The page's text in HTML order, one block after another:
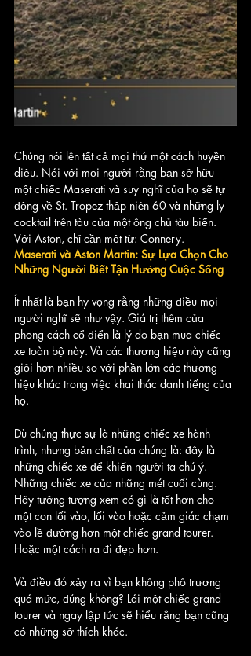
Chúng nói lên tất cả mọi thứ một cách huyền
diệu. Nói với mọi người rằng bạn sở hữu
một chiếc Maserati và suy nghĩ của họ sẽ tự
động về St. Tropez thập niên 60 và những ly
cocktail trên tàu của một ông chủ tàu biển.
Với Aston, chỉ cần một từ: Connery.
Maserati và Aston Martin: Sự Lựa Chọn Cho
Những Người Biết Tận Hưởng Cuộc Sống
Ít nhất là bạn hy vọng rằng những điều mọi
người nghĩ sẽ như vậy. Giá trị thêm của
phong cách cổ điển là lý do bạn mua chiếc
xe toàn bộ này. Và các thương hiệu này cũng
giỏi hơn nhiều so với phần lớn các thương
hiệu khác trong việc khai thác danh tiếng của
họ.
Dù chúng thực sự là những chiếc xe hành
trình, nhưng bản chất của chúng là: đây là
những chiếc xe để khiến người ta chú ý.
Những chiếc xe của những mét cuối cùng.
Hãy tưởng tượng xem có gì là tốt hơn cho
một con lối vào, lối vào hoặc cảm giác chạm
vào lề đường hơn một chiếc grand tourer.
Hoặc một cách ra đi đẹp hơn.
Và điều đó xảy ra vì bạn không phô trương
quá mức, đúng không? Lái một chiếc grand
tourer và ngay lập tức sẽ hiểu rằng bạn cũng
có những sở thích khác.